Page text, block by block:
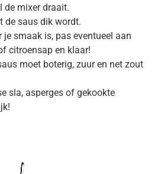
de mixer draait.
de saus dik wordt.
je smaak is, pas eventueel aan
citroensap en klaar!
moet boterig, zuur en net zout
sla, asperges of gekookte